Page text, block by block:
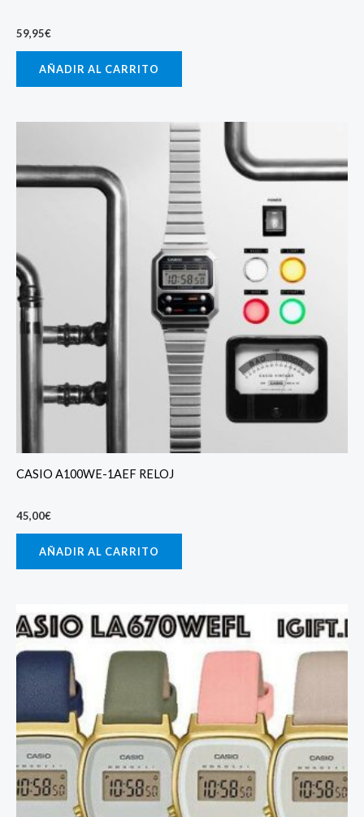
59,95€
AÑADIR AL CARRITO
CASIO A100WE-1AEF RELOJ
45,00€
AÑADIR AL CARRITO